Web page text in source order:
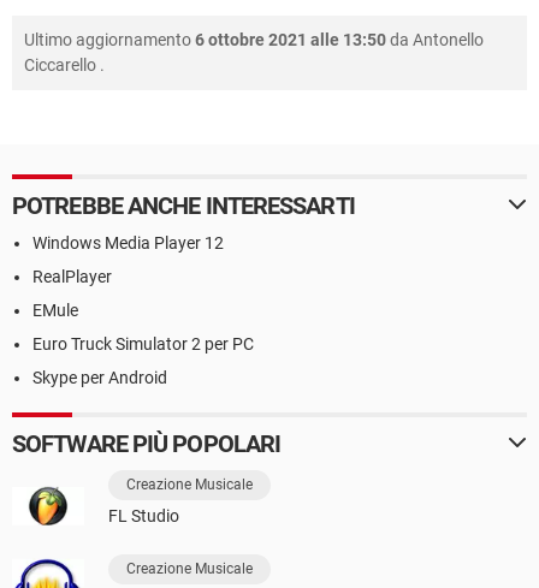
Ultimo aggiornamento6 ottobre 2021 alle 13:50da Antonello
Ciccarello .
POTREBBE ANCHE INTERESSARTI
Windows Media Player 12
RealPlayer
EMule
Euro Truck Simulator 2 per PC
Skype per Android
SOFTWARE PIÙ POPOLARI
Creazione Musicale
FL Studio
Creazione Musicale